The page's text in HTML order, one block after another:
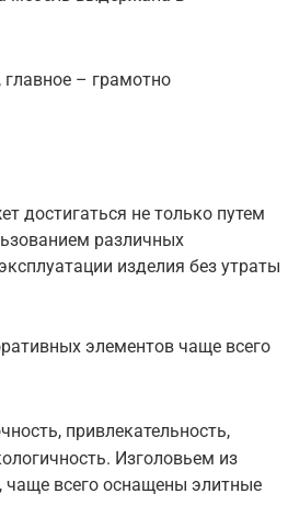
– грамотно
достигаться не только путем
различных
изделия без утраты
элементов чаще всего
привлекательность,
Изголовьем из
чаще всего оснащены элитные